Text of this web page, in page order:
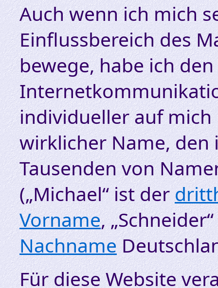
Auch wenn ich mich
Einflussbereich des
bewege, habe ich
individueller auf
wirklicher Name,
Tausenden von
(„Michael“ ist der
Vorname,
Nachname
Für diese Website